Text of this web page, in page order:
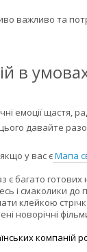
важливо та
в
емоції щастя,
давайте
у вас єМапа
багато
і смаколики до
клейкою
новорічні